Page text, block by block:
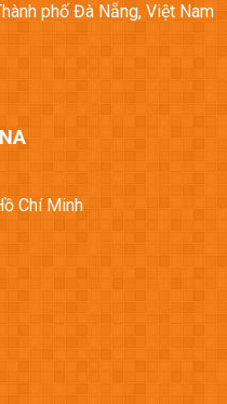
phố Đà Nẵng, Việt Nam
Chí Minh